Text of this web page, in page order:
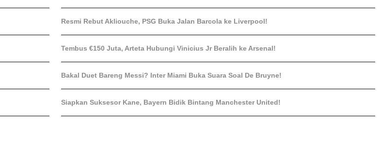
Resmi Rebut Akliouche, PSG Buka Jalan Barcola ke Liverpool!
Tembus €150 Juta, Arteta Hubungi Vinicius Jr Beralih ke Arsenal!
Bakal Duet Bareng Messi? Inter Miami Buka Suara Soal De Bruyne!
Siapkan Suksesor Kane, Bayern Bidik Bintang Manchester United!